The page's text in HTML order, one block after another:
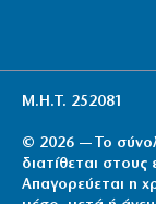
Μ.Η.Τ. 252081
© 2026 — Το
διατίθεται
Απαγορεύεται η